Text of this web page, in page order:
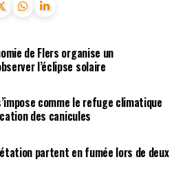
de Flers organise un
l’éclipse solaire
comme le refuge climatique
des canicules
partent en fumée lors de deux